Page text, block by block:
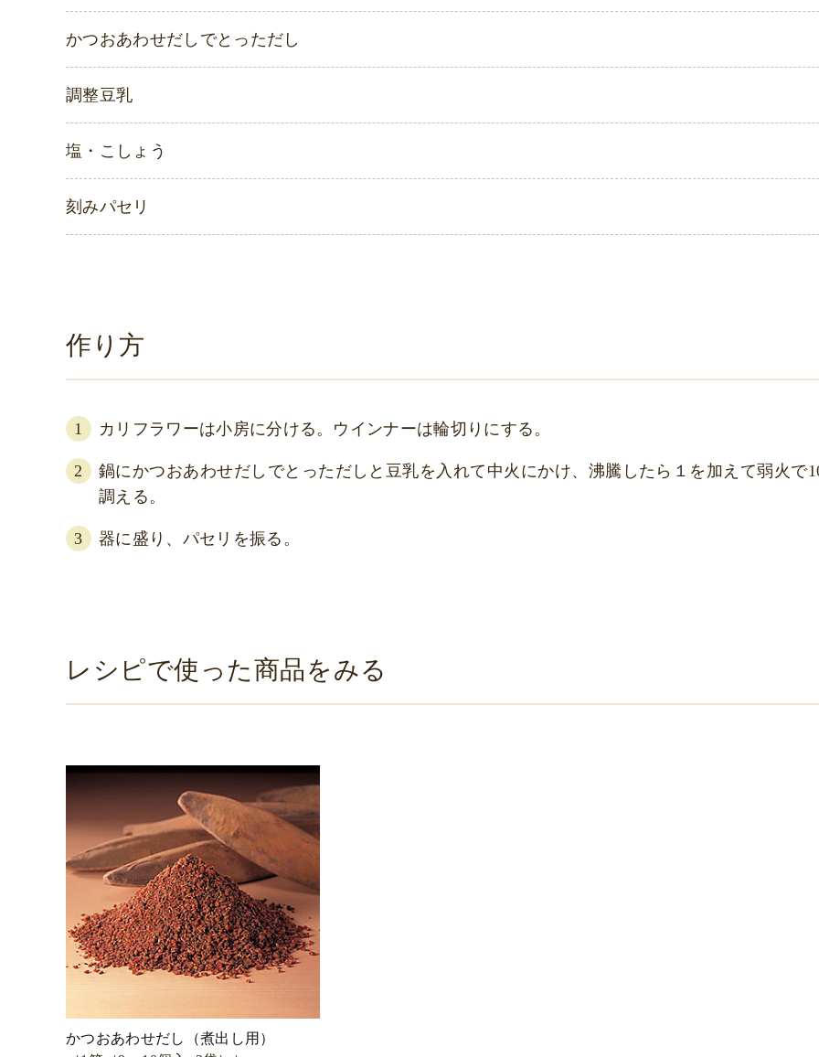
かつおあわせだしでとっただし
調整豆乳
塩・こしょう
刻みパセリ
作り方
カリフラワーは小房に分ける。ウインナーは輪切りにする。
鍋にかつおあわせだしでとっただしと豆乳を入れて中火にかけ、沸騰したら１を加えて弱火で
調える。
器に盛り、パセリを振る。
レシピで使った商品をみる
かつおあわせだし（煮出し用）